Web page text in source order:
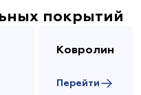
покрытий
Ковролин
Перейти